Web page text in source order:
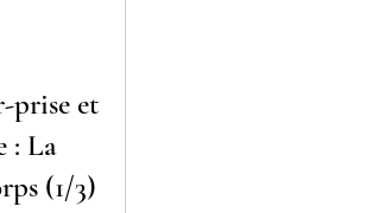
prise et
: La
(1/3)